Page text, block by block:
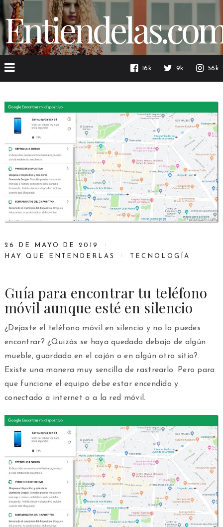
16k 9k 56k
26 DE MAYO DE 2019
HAY QUE ENTENDERLAS
TECNOLOGÍA
Guía para encontrar tu teléfono
móvil aunque esté en silencio
¿Dejaste el teléfono móvil en silencio y no lo puedes
encontrar? ¿Quizás se haya quedado debajo de algún
mueble, guardado en el cajón o en algún otro sitio?.
Existe una manera muy sencilla de rastrearlo. Pero para
que funcione el equipo debe estar encendido y
conectado a internet o a la red móvil.